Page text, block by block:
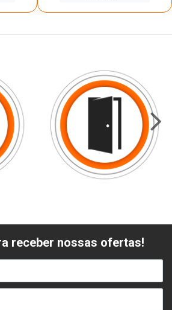
receber nossas ofertas!